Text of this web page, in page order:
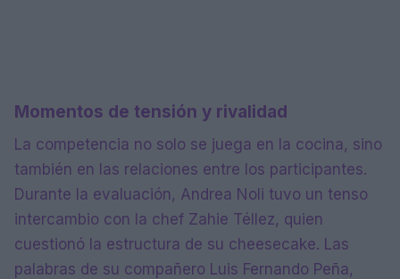
Momentos de tensión y rivalidad
La competencia no solo se juega en la cocina, sino
también en las relaciones entre los participantes.
Durante la evaluación, Andrea Noli tuvo un tenso
intercambio con la chef Zahie Téllez, quien
cuestionó la estructura de su cheesecake. Las
palabras de su compañero Luis Fernando Peña,